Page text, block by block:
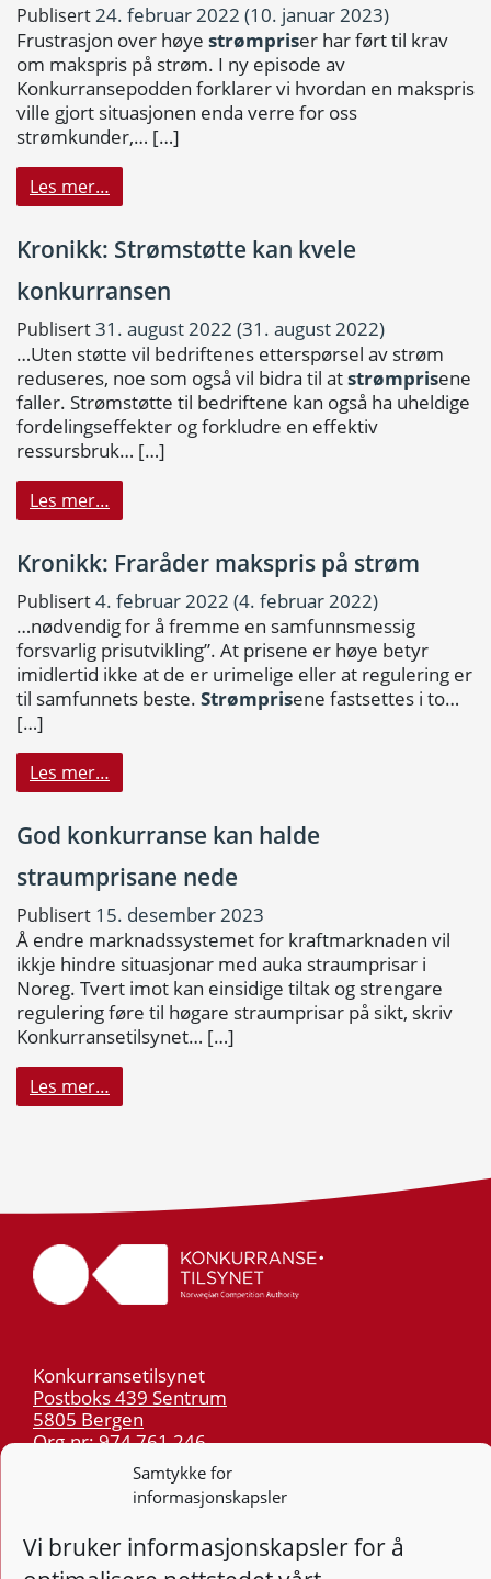
Samtykke for
informasjonskapsler
Vi bruker informasjonskapsler for å
Publisert24. februar 2022 (10. januar 2023)
Frustrasjon over høye strømpriser har ført til krav
om makspris på strøm. I ny episode av
Konkurransepodden forklarer vi hvordan en makspris
ville gjort situasjonen enda verre for oss
strømkunder,… […]
Les mer…
Kronikk: Strømstøtte kan kvele
konkurransen
Publisert31. august 2022 (31. august 2022)
…Uten støtte vil bedriftenes etterspørsel av strøm
reduseres, noe som også vil bidra til atstrømprisene
faller. Strømstøtte til bedriftene kan også ha uheldige
fordelingseffekter og forkludre en effektiv
ressursbruk… […]
Les mer…
Kronikk: Fraråder makspris på strøm
Publisert4. februar 2022 (4. februar 2022)
…nødvendig for å fremme en samfunnsmessig
forsvarlig prisutvikling”. At prisene er høye betyr
imidlertid ikke at de er urimelige eller at regulering er
til samfunnets beste. Strømprisene fastsettes i to…
[…]
Les mer…
God konkurranse kan halde
straumprisane nede
Publisert 15. desember 2023
Å endre marknadssystemet for kraftmarknaden vil
ikkje hindre situasjonar med auka straumprisar i
Noreg. Tvert imot kan einsidige tiltak og strengare
regulering føre til høgare straumprisar på sikt, skriv
Konkurransetilsynet… […]
Les mer…
Konkurransetilsynet
Postboks 439 Sentrum
5805 Bergen
Org.nr: 974 761 246
55 59 75 00
Nyhetsvarsel >>